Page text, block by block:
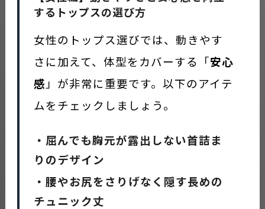
するトップスの選び方
女性のトップス選びでは、動きやす
さに加えて、体型をカバーする「安心
感 」が非常に重要です。以下のアイテ
ムをチェックしましょう。
・屈んでも胸元が露出しない首詰ま
りのデザイン
・腰やお尻をさりげなく隠す長めの
チュニック丈